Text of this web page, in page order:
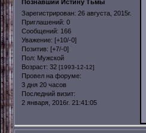
Познавший Истину Тьмы
Зарегистрирован: 26 августа, 2015г.
Приглашений: 0
Сообщений: 166
Уважение: [+10/-0]
Позитив: [+7/-0]
Пол: Мужской
Возраст: 32 [1993-12-12]
Провел на форуме:
3 дня 20 часов
Последний визит:
2 января, 2016г. 21:41:05